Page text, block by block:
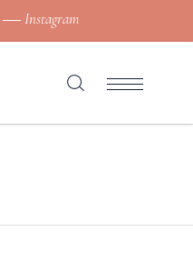
Instagram